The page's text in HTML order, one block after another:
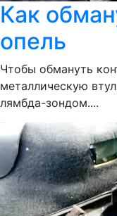
Как
опель
Чтобы обмануть
металлическую
лямбда-зондом....